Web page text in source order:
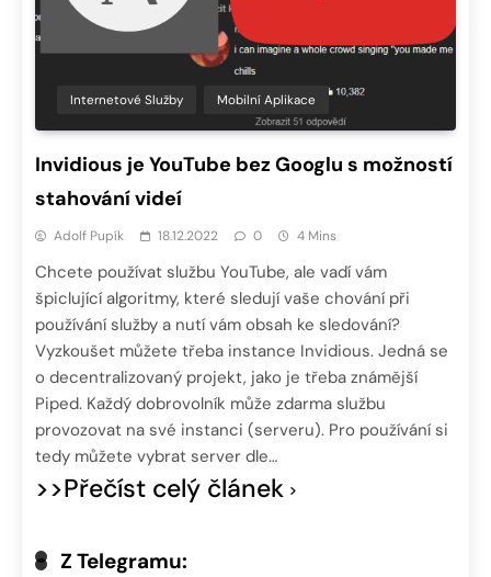
Internetové Služby Mobilní Aplikace
Invidious je YouTube bez Googlu s možností
stahování videí
Adolf Pupík 18.12.2022 0 4 Mins
Chcete používat službu YouTube, ale vadí vám
špiclující algoritmy, které sledují vaše chování při
používání služby a nutí vám obsah ke sledování?
Vyzkoušet můžete třeba instance Invidious. Jedná se
o decentralizovaný projekt, jako je třeba známější
Piped. Každý dobrovolník může zdarma službu
provozovat na své instanci (serveru). Pro používání si
tedy můžete vybrat server dle…
>>Přečíst celý článek
Z Telegramu: